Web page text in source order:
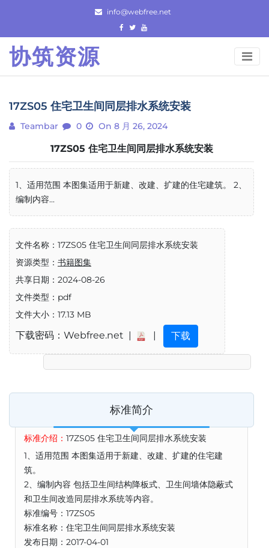
content
info@webfree.net
协筑资源
17ZS05 住宅卫生间同层排水系统安装
Teambar 0 On 8 月 26, 2024
17ZS05 住宅卫生间同层排水系统安装
1、适用范围 本图集适用于新建、改建、扩建的住宅建筑。 2、
编制内容...
文件名称：17ZS05 住宅卫生间同层排水系统安装
资源类型： 书籍图集
共享日期：2024-08-26
文件类型：pdf
文件大小：17.13 MB
下载密码：Webfree.net | | 下载
标准简介
标准介绍： 17ZS05 住宅卫生间同层排水系统安装
1、适用范围 本图集适用于新建、改建、扩建的住宅建
筑。
2、编制内容 包括卫生间结构降板式、卫生间墙体隐蔽式
和卫生间改造同层排水系统等内容。
标准编号：17ZS05
标准名称：住宅卫生间同层排水系统安装
发布日期：2017-04-01